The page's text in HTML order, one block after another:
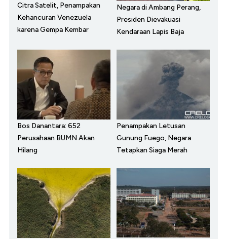
Citra Satelit, Penampakan
Kehancuran Venezuela
karena Gempa Kembar
Negara di Ambang Perang,
Presiden Dievakuasi
Kendaraan Lapis Baja
Bos Danantara: 652
Perusahaan BUMN Akan
Hilang
Penampakan Letusan
Gunung Fuego, Negara
Tetapkan Siaga Merah